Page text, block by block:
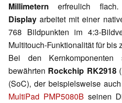
Millimetern erfreulich
Display arbeitet mit einer
768 Bildpunkten im 4:3-
Multitouch-Funktionalität für bis
Bei den
bewährten Rockchip RK2918
(SoC), der beispielsweise
MultiPad PMP5080B seinen